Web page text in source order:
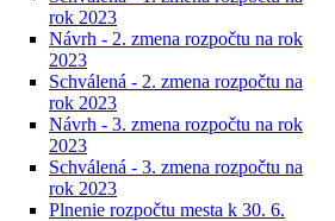
rok 2023
Návrh - 2. zmena rozpočtu na rok
2023
Schválená - 2. zmena rozpočtu na
rok 2023
Návrh - 3. zmena rozpočtu na rok
2023
Schválená - 3. zmena rozpočtu na
rok 2023
Plnenie rozpočtu mesta k 30. 6.